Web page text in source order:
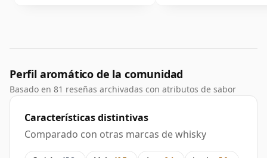
Perfil aromático de la comunidad
Basado en 81 reseñas archivadas con atributos de sabor
Características distintivas
Comparado con otras marcas de whisky